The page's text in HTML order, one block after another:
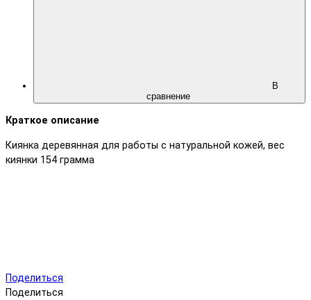
В
сравнение
Краткое описание
Киянка деревянная для работы с натуральной кожей, вес
киянки 154 грамма
Поделиться
Поделиться